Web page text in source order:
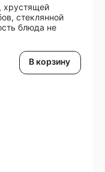
хрустящей
стеклянной
блюда не
В корзину